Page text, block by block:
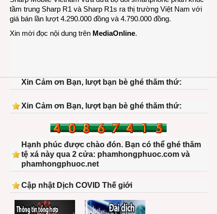
tầm trung Sharp R1 và Sharp R1s ra thị trường Việt Nam với
giá bán lần lượt 4.290.000 đồng và 4.790.000 đồng.
Xin mời đọc nội dung trên MediaOnline.
Xin Cảm ơn Bạn, lượt bạn bè ghé thăm thứ:
Xin Cảm ơn Bạn, lượt bạn bè ghé thăm thứ:
Hạnh phúc được chào đón. Bạn có thể ghé thăm
tệ xá này qua 2 cửa: phamhongphuoc.com và
phamhongphuoc.net
Cập nhật Dịch COVID Thế giới